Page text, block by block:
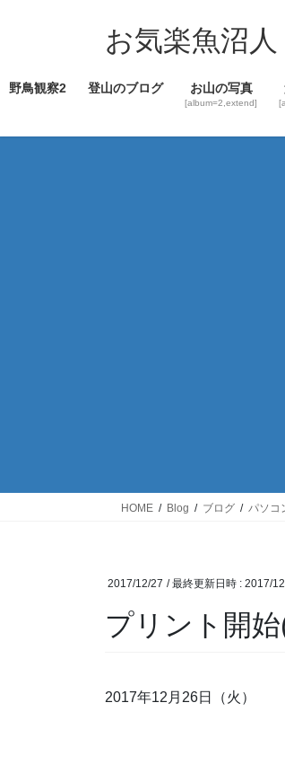
ツ
ス
シ
ン
お気楽魚沼人
野鳥観察2 登山のブログ お山の写真
[album=2,extend]
HOME Blog ブログ パソコ
2017/12/27 / 最終更新日時 : 2017/
プリント開
2017年12月26日（火）